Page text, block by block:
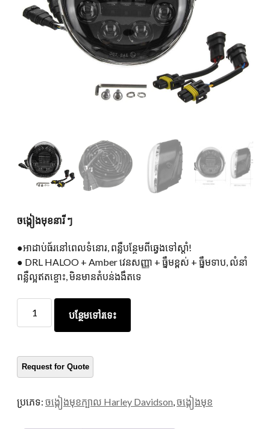
ចង្កៀងមុខនារី ៗ
●អាដាប់ធ័រនៅពេលទំនោរ, ពន្លឺបន្ថែមពីឆ្វេងទៅស្តាំ!
● DRL HALOO + Amber វេនសញ្ញា + ធ្នឹមខ្ពស់ + ធ្នឹមទាប, លំនាំ
ពន្លឺល្អឥតខ្ចោះ, មិនមានតំបន់ងងឹតទេ
បរិ
មាន
បន្ថែមទៅរទេះ
ប្រភេទ: ចង្កៀងមុខក្បាល Harley Davidson ចង្កៀងមុខ